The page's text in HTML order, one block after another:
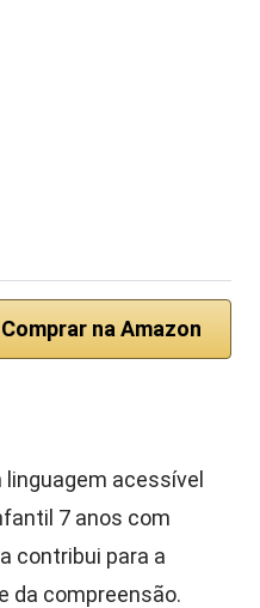
Comprar na Amazon
acessível
7 anos com
contribui para a
da compreensão.